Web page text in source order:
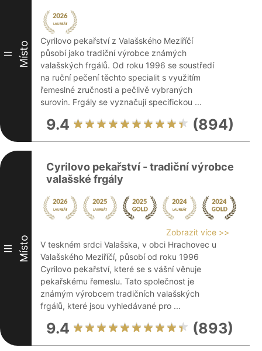
II Místo
Cyrilovo pekařství z Valašského Meziříčí
působí jako tradiční výrobce známých
valašských frgálů. Od roku 1996 se soustředí
na ruční pečení těchto specialit s využitím
řemeslné zručnosti a pečlivě vybraných
surovin. Frgály se vyznačují specifickou ...
9.4 (894)
III Místo
Cyrilovo pekařství - tradiční výrobce
valašské frgály
Zobrazit více >>
V teskném srdci Valašska, v obci Hrachovec u
Valašského Meziříčí, působí od roku 1996
Cyrilovo pekařství, které se s vášní věnuje
pekařskému řemeslu. Tato společnost je
známým výrobcem tradičních valašských
frgálů, které jsou vyhledávané pro ...
9.4 (893)